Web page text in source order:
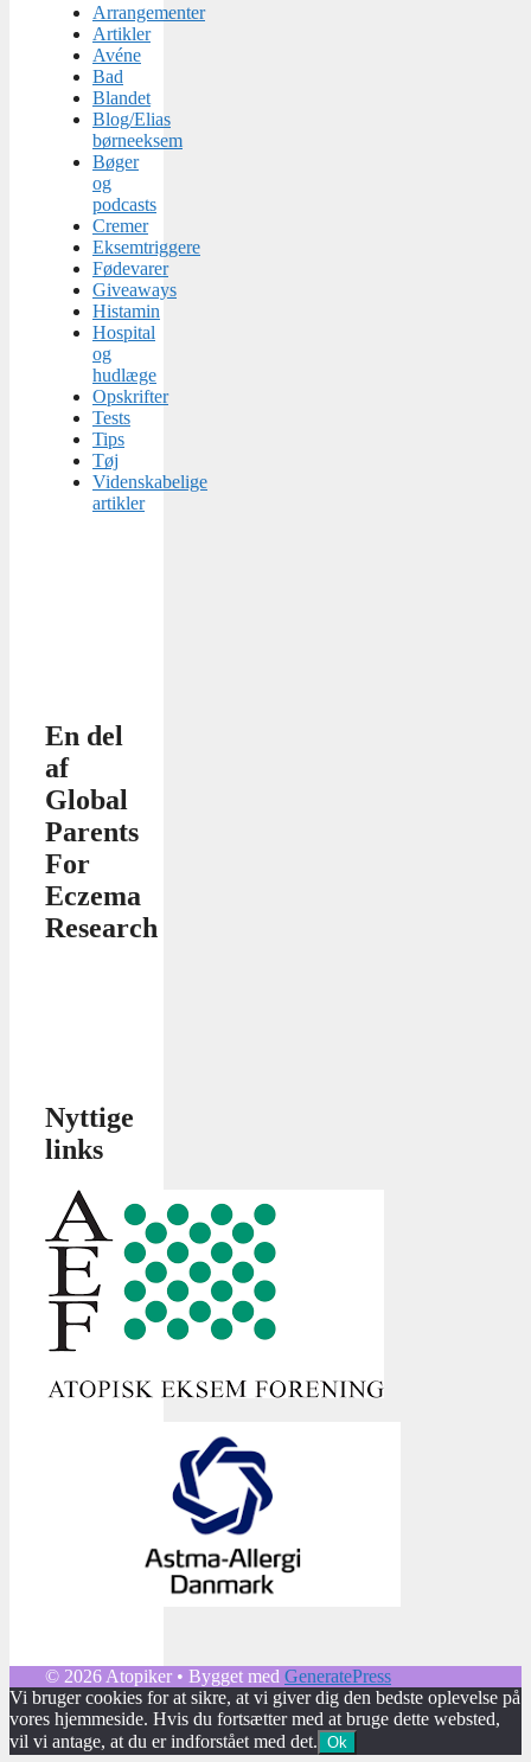
Arrangementer
Artikler
Avéne
Bad
Blandet
Blog/Elias
børneeksem
Bøger
og
podcasts
Cremer
Eksemtriggere
Fødevarer
Giveaways
Histamin
Hospital
og
hudlæge
Opskrifter
Tests
Tips
Tøj
Videnskabelige
artikler
En del
af
Global
Parents
For
Eczema
Research
Nyttige
links
© 2026 Atopiker • Bygget med GeneratePress
Vi bruger cookies for at sikre, at vi giver dig den bedste oplevelse på
vores hjemmeside. Hvis du fortsætter med at bruge dette websted,
vil vi antage, at du er indforstået med det. Ok